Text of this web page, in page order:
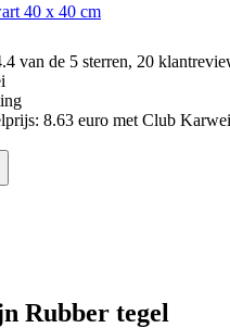
40 x 40 cm
van de 5 sterren, 20
8.63 euro met Club Karwei
Rubber tegel